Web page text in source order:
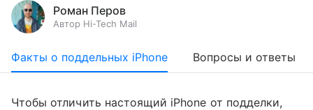
Роман Перов
Автор Hi-Tech Mail
Факты о поддельных iPhone Вопросы и ответы
Чтобы отличить настоящий iPhone от подделки,